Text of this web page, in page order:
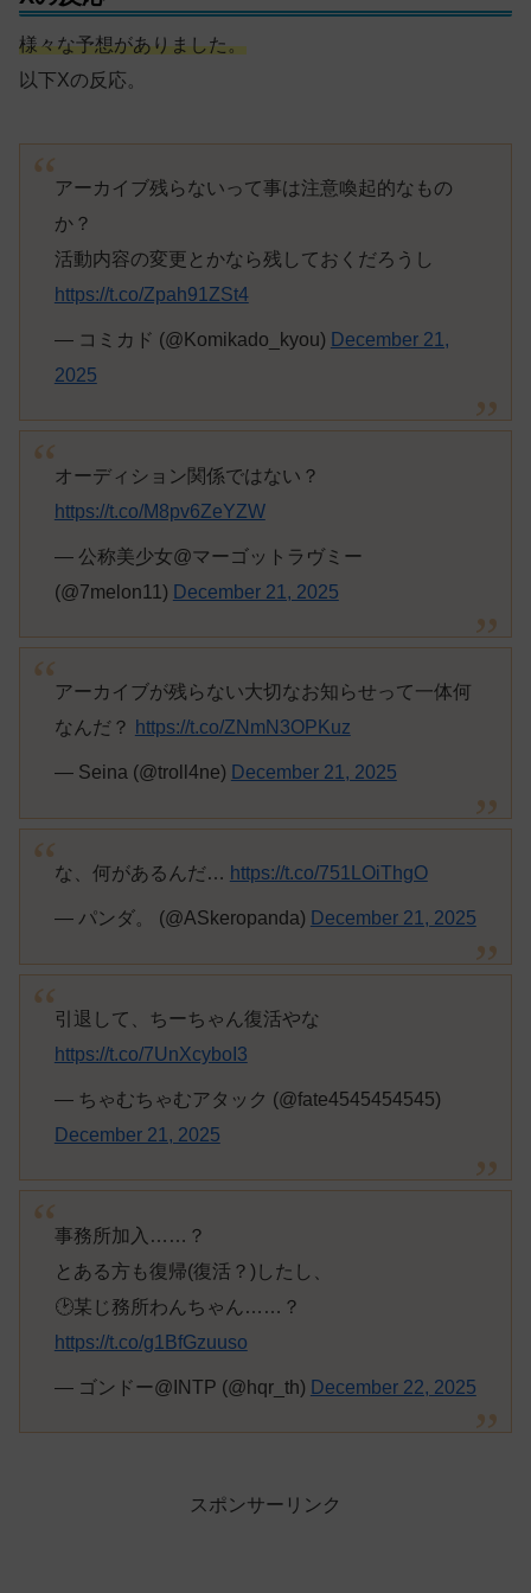
様々な予想がありました。
以下Xの反応。
アーカイブ残らないって事は注意喚起的なもの
か？
活動内容の変更とかなら残しておくだろうし
https://t.co/Zpah91ZSt4
— コミカド (@Komikado_kyou) December 21,
2025
オーディション関係ではない？
https://t.co/M8pv6ZeYZW
— 公称美少女@マーゴットラヴミー
(@7melon11) December 21, 2025
アーカイブが残らない大切なお知らせって一体何
なんだ？
https://t.co/ZNmN3OPKuz
— Seina (@troll4ne) December 21, 2025
な、何があるんだ… https://t.co/751LOiThgO
— パンダ。 (@ASkeropanda) December 21, 2025
引退して、ちーちゃん復活やな
https://t.co/7UnXcyboI3
— ちゃむちゃむアタック (@fate4545454545)
December 21, 2025
事務所加入……？
とある方も復帰(復活？)したし、
🕑某じ務所わんちゃん……？
https://t.co/g1BfGzuuso
— ゴンドー@INTP (@hqr_th) December 22, 2025
スポンサーリンク